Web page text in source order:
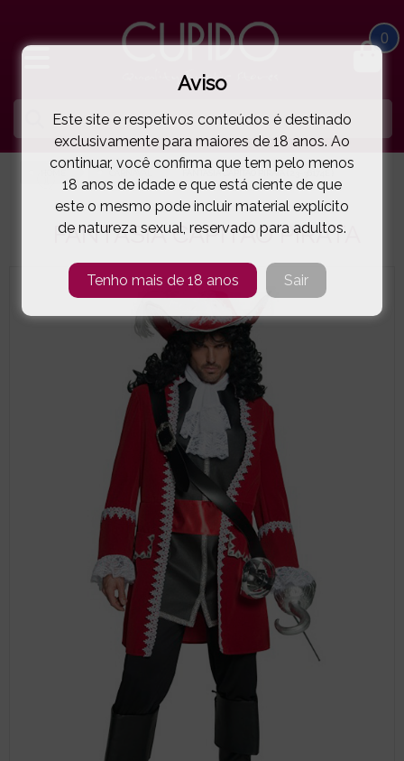
0
FANTASIA CAPITÃO PIRATA
FANTASIA CAPITÃO PIRATA
Aviso
Este site e respetivos conteúdos é destinado
exclusivamente para maiores de 18 anos. Ao
continuar, você confirma que tem pelo menos
18 anos de idade e que está ciente de que
este o mesmo pode incluir material explícito
de natureza sexual, reservado para adultos.
Tenho mais de 18 anos Sair